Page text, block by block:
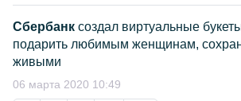
Сбербанк создал виртуальные
подарить любимым женщинам,
живыми
06 марта 2020 10:49